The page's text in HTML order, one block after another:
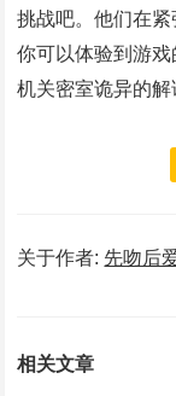
挑战吧。他们在紧
你可以体验到游
机关密室诡异的解
关于作者: 先吻后
相关文章